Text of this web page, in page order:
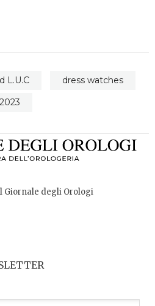
L.U.C
dress watches
Giornale degli Orologi